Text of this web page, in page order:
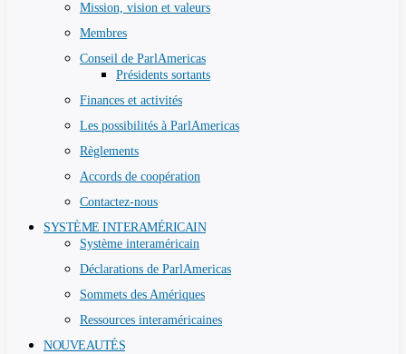
Mission, vision et valeurs
Membres
Conseil de ParlAmericas
Présidents sortants
Finances et activités
Les possibilités à ParlAmericas
Règlements
Accords de coopération
Contactez-nous
SYSTÈME INTERAMÉRICAIN
Système interaméricain
Déclarations de ParlAmericas
Sommets des Amériques
Ressources interaméricaines
NOUVEAUTÉS